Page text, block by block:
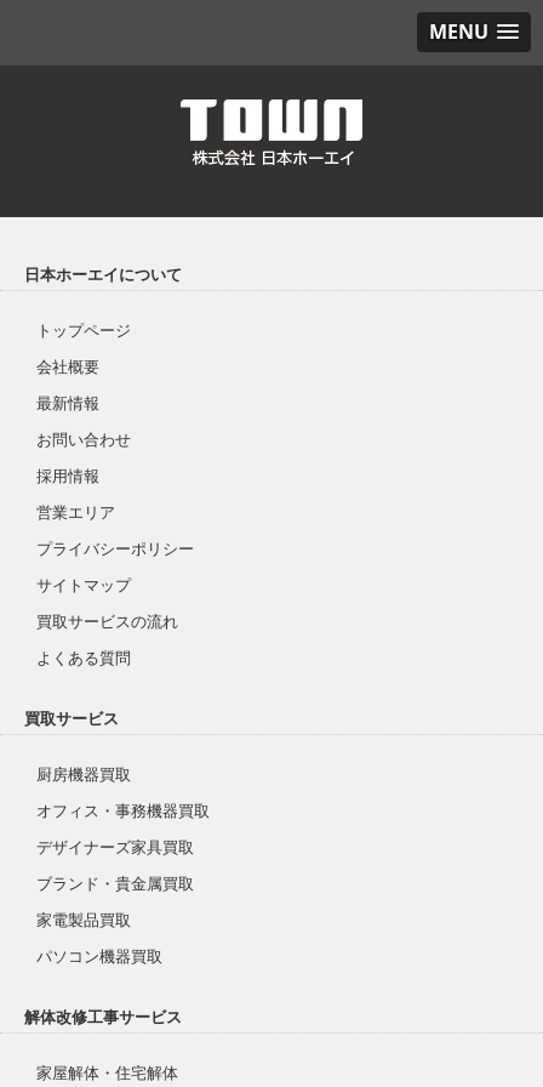
MENU
日本ホーエイについて
トップページ
会社概要
最新情報
お問い合わせ
採用情報
営業エリア
プライバシーポリシー
サイトマップ
買取サービスの流れ
よくある質問
買取サービス
厨房機器買取
オフィス・事務機器買取
デザイナーズ家具買取
ブランド・貴金属買取
家電製品買取
パソコン機器買取
解体改修工事サービス
家屋解体・住宅解体